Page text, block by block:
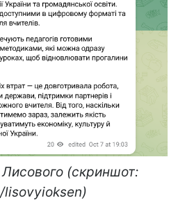
(скриншот:
lisovyioksen)